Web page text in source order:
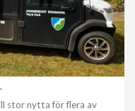
stor nytta för flera av